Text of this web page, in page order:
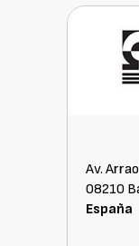
Av.
08210
España